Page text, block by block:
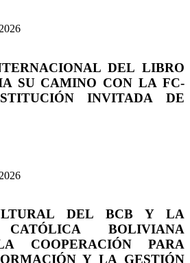
DEL LIBRO
SU CAMINO CON LA FC-
INVITADA DE
DEL BCB Y LA
CATÓLICA BOLIVIANA
COOPERACIÓN PARA
Y LA GESTIÓN